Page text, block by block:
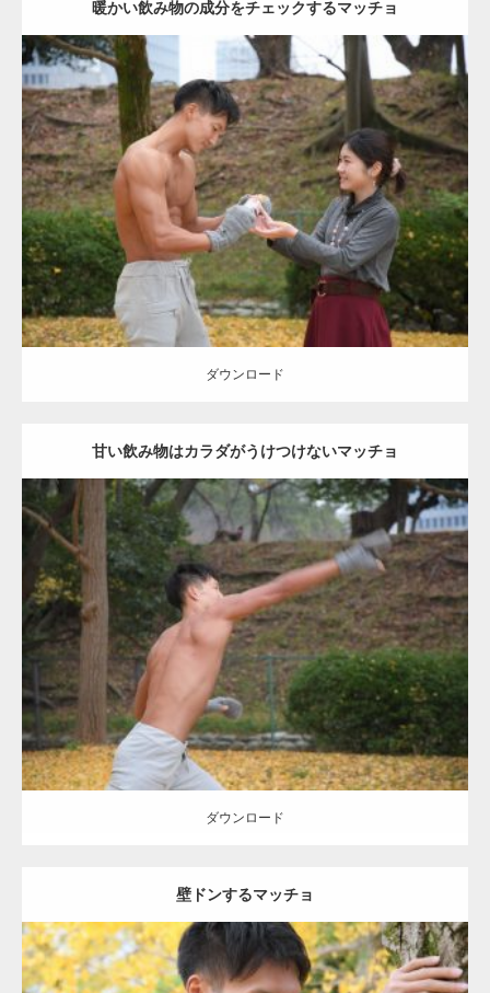
暖かい飲み物の成分をチェックするマッチョ
Update:2021.07.8
Category:公園のマッチョ その他 AKIHITO(細マッチョ) 上腕三頭筋
肩
ダウンロード
ダウンロード
甘い飲み物はカラダがうけつけないマッチョ
Update:2021.07.8
Category: 公園のマッチョ その他 AKIHITO(細マッチョ) 背中
ダウンロード
ダウンロード
壁ドンするマッチョ